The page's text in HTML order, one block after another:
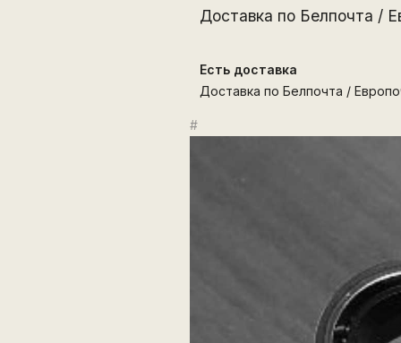
Доставка по Белпочта /
Есть доставка
Доставка по Белпочта /
#